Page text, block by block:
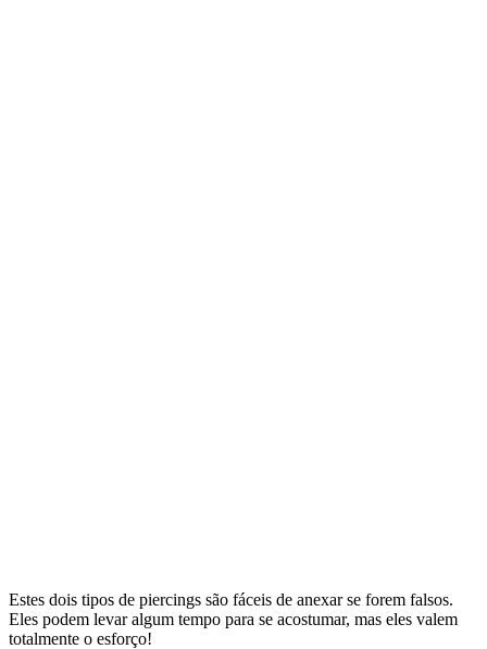
Estes dois tipos de piercings são fáceis de anexar se forem falsos.
Eles podem levar algum tempo para se acostumar, mas eles valem
totalmente o esforço!